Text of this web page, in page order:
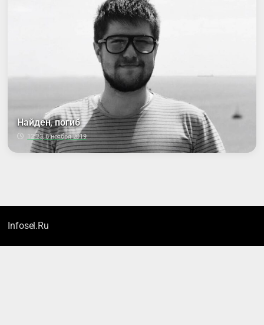
Найден, погиб
12:23, 6 ноября 2019
Infosel.Ru